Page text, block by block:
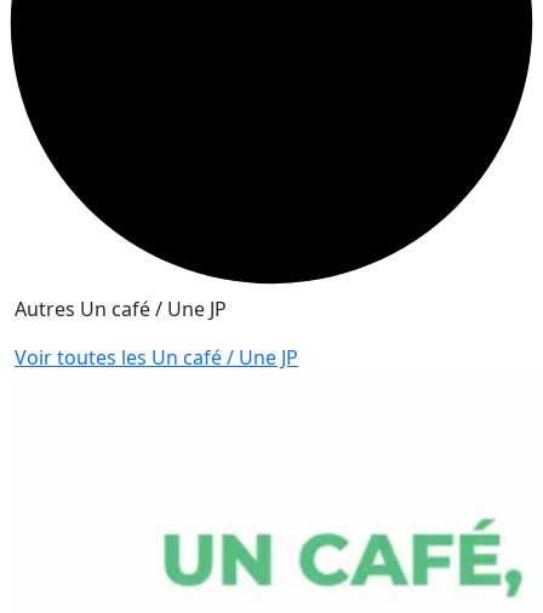
Autres Un café / Une JP
Voir toutes les Un café / Une JP